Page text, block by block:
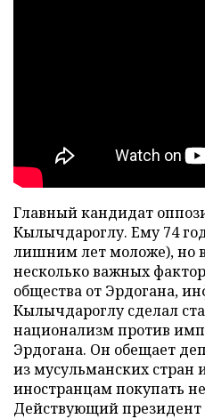
Главный кандидат
Кылычдароглу. Ему 74
лишним лет моложе), но
несколько важных
общества от Эрдогана,
Кылычдароглу сделал
национализм против
Эрдогана. Он обещает
из мусульманских стран
иностранцам покупать
Действующий президент